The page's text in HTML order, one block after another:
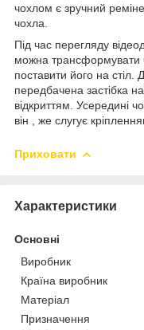
чохлом є зручний
чохла.
Під час перегляду
можна трансформувати
поставити його на стіл.
передбачена застібка
відкриттям. Усередині
він , же слугує
Приховати
Характеристики
Основні
Виробник
Країна виробник
Матеріал
Призначення